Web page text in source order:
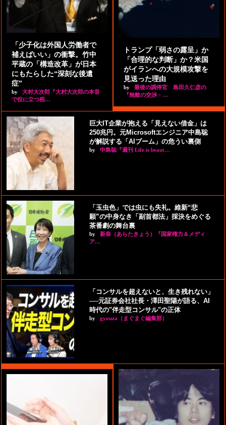
「少子化は外国人労働者で
補えばいい」の衝撃。竹中
平蔵の「構造改革」が日本
にもたらした“深刻な後遺
症”
by
大村大次郎『大村大次郎の本音
で役に立つ税…
トランプ「弱さの露呈」か
「合理的な判断」か？米国
がイランへの大規模攻撃を
見送った理由
by
最後の調停官 島田久仁彦の
『無敵の交渉・…
巨大IT企業が抱える「見えない借金」は
250兆円。元Microsoftエンジニア中島聡
が解説する「AIブーム」の危うい裏側
by 中島聡『週刊 Life is beaut…
「玉虫色」では虫にも失礼。維新“悲
願”の中身なき「副首都法」採決をめぐる
茶番劇の舞台裏
by
新恭（あらたきょう）『国家権力＆メディ
ア…
「コンサルを超えないと、生き残れない」
──元証券会社社長・澤田聖陽が語る、AI
時代の"伴走型コンサル"の正体
by gyouza（まぐまぐ編集部）